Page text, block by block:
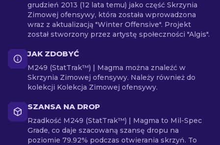
grudzień 2013 (12 lata temu) jako część Skrzynia
Zimowej ofensywy, która została wprowadzona
wraz z aktualizacją "Winter Offensive". Projekt
został stworzony przez artystę społeczności "Algis".
JAK ZDOBYĆ
M249 (StatTrak™) | Magma można znaleźć w
Skrzynia Zimowej ofensywy. Należy również do
kolekcji Kolekcja Zimowej ofensywy.
SZANSA NA DROP
Rzadkość M249 (StatTrak™) | Magma to Mil-Spec
Grade, co daje szacowaną szansę dropu na
poziomie 79.92% podczas otwierania skrzyń. To